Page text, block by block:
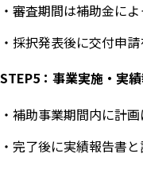
・審査期間は補助金に
・採択発表後に交付申
STEP5：事業実施・実
・補助事業期間内に計
・完了後に実績報告書